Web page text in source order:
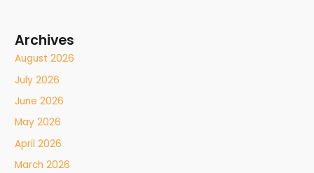
Archives
August 2026
July 2026
June 2026
May 2026
April 2026
March 2026